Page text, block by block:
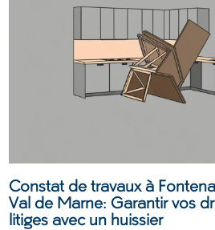
Constat de travaux à
Val de Marne: Garantir vos
litiges avec un huissier